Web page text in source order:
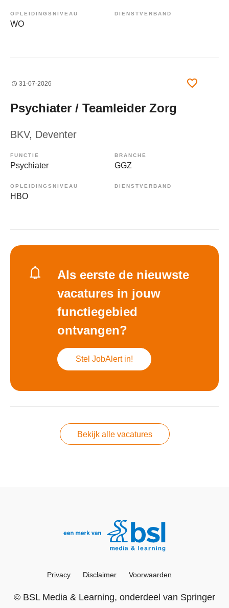
OPLEIDINGSNIVEAU
WO
DIENSTVERBAND
31-07-2026
Psychiater / Teamleider Zorg
BKV, Deventer
FUNCTIE
Psychiater
BRANCHE
GGZ
OPLEIDINGSNIVEAU
HBO
DIENSTVERBAND
Als eerste de nieuwste
vacatures in jouw
functiegebied
ontvangen?
Stel JobAlert in!
Bekijk alle vacatures
Privacy Disclaimer Voorwaarden
© BSL Media & Learning, onderdeel van Springer